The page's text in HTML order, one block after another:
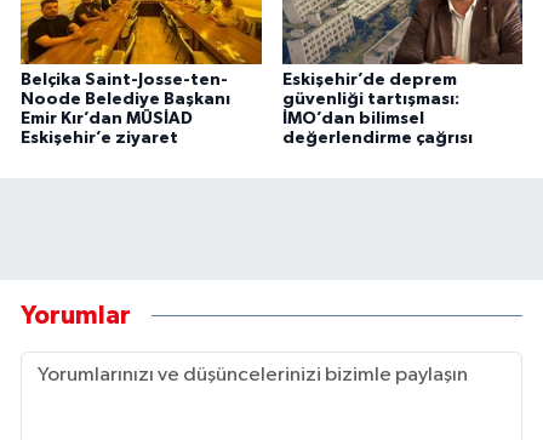
Belçika Saint-Josse-ten-
Noode Belediye Başkanı
Emir Kır’dan MÜSİAD
Eskişehir’e ziyaret
Eskişehir’de deprem
güvenliği tartışması:
İMO’dan bilimsel
değerlendirme çağrısı
Yorumlar